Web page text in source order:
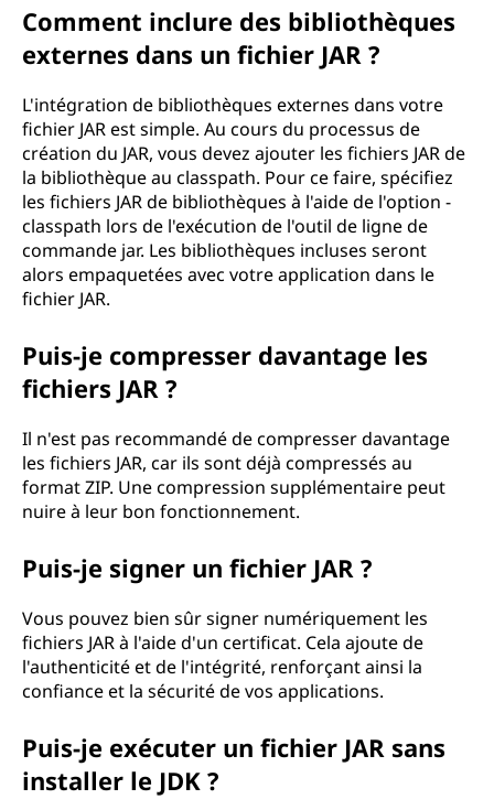
Comment inclure des bibliothèques
externes dans un fichier JAR ?
L'intégration de bibliothèques externes dans votre
fichier JAR est simple. Au cours du processus de
création du JAR, vous devez ajouter les fichiers JAR de
la bibliothèque au classpath. Pour ce faire, spécifiez
les fichiers JAR de bibliothèques à l'aide de l'option -
classpath lors de l'exécution de l'outil de ligne de
commande jar. Les bibliothèques incluses seront
alors empaquetées avec votre application dans le
fichier JAR.
Puis-je compresser davantage les
fichiers JAR ?
Il n'est pas recommandé de compresser davantage
les fichiers JAR, car ils sont déjà compressés au
format ZIP. Une compression supplémentaire peut
nuire à leur bon fonctionnement.
Puis-je signer un fichier JAR ?
Vous pouvez bien sûr signer numériquement les
fichiers JAR à l'aide d'un certificat. Cela ajoute de
l'authenticité et de l'intégrité, renforçant ainsi la
confiance et la sécurité de vos applications.
Puis-je exécuter un fichier JAR sans
installer le JDK ?